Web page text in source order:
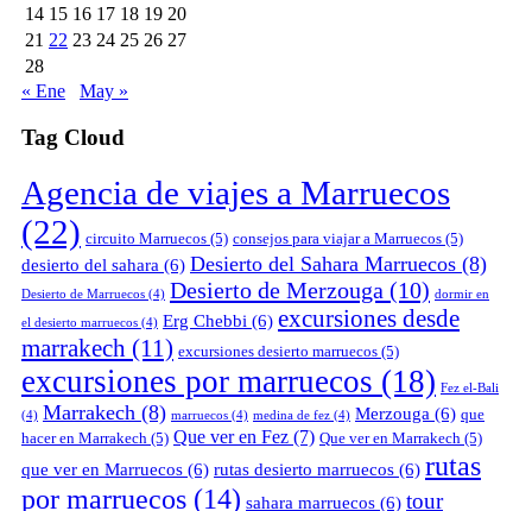
14 15 16 17 18 19 20
21 22 23 24 25 26 27
28
« Ene
May »
Tag Cloud
Agencia de viajes a Marruecos
(22) circuito Marruecos (5) consejos para viajar a Marruecos (5)
desierto del sahara (6) Desierto del Sahara Marruecos (8)
Desierto de Marruecos (4) Desierto de Merzouga (10) dormir en
el desierto marruecos (4) Erg Chebbi (6) excursiones desde
marrakech (11) excursiones desierto marruecos (5)
excursiones por marruecos (18) Fez el-Bali
(4) Marrakech (8) marruecos (4) medina de fez (4) Merzouga (6) que
hacer en Marrakech (5) Que ver en Fez (7) Que ver en Marrakech (5)
que ver en Marruecos (6) rutas desierto marruecos (6) rutas
por marruecos (14) sahara marruecos (6) tour